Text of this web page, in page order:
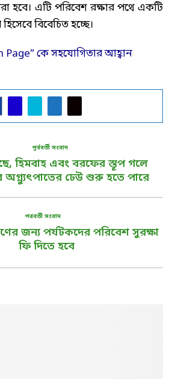
হবে। এটি পরিবেশ রক্ষার পথে একটি
বিবেচিত হচ্ছে।
পূর্ববর্তী সংবাদ
হিমবাহ এবং বরফের স্তূপ গলে
অগ্ন্যুৎপাতের ঢেউ শুরু হতে পারে
পরবর্তী সংবাদ
জন্য পর্যটকদের পরিবেশ সুরক্ষা
ফি দিতে হবে